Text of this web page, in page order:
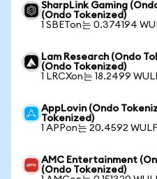
SharpLink Gaming
(Ondo Tokenized)
1 SBETon는 0.374194
Lam Research (Ondo
(Ondo Tokenized)
1 LRCXon는 18.2499
AppLovin (Ondo
Tokenized)
1 APPon는 20.4592
AMC Entertainment
(Ondo Tokenized)